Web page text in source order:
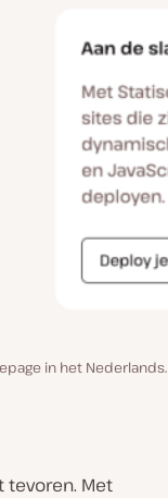
in het Nederlands.
tevoren. Met